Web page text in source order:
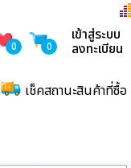
0 0
เข้าสู่ระบบ
ลงทะเบียน
เช็คสถานะสินค้าที่ซื้อ